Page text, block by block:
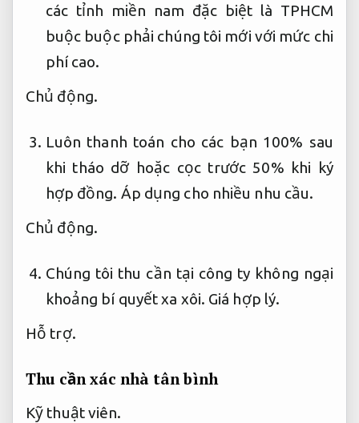
các tỉnh miền nam đặc biệt là TPHCM
buộc buộc phải chúng tôi mới với mức chi
phí cao.
Chủ động.
Luôn thanh toán cho các bạn 100% sau
khi tháo dỡ hoặc cọc trước 50% khi ký
hợp đồng. Áp dụng cho nhiều nhu cầu.
Chủ động.
Chúng tôi thu cần tại công ty không ngại
khoảng bí quyết xa xôi. Giá hợp lý.
Hỗ trợ.
Thu cần xác nhà tân bình
Kỹ thuật viên.